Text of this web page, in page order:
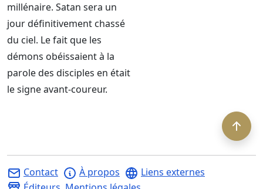
millénaire. Satan sera un
jour définitivement chassé
du ciel. Le fait que les
démons obéissaient à la
parole des disciples en était
le signe avant-coureur.
Contact À propos
Liens externes